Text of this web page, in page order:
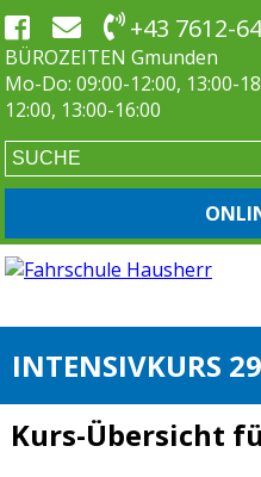
+43 7612-
BÜROZEITEN Gmunden
Mo-Do: 09:00-12:00, 13:00-
12:00, 13:00-16:00
INTENSIVKURS
Kurs-Übersicht